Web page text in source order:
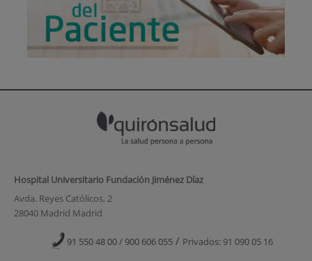
Hospital Universitario Fundación Jiménez Díaz
Avda. Reyes Católicos, 2
28040 Madrid Madrid
91 550 48 00 / 900 606 055 / Privados: 91 090 05 16